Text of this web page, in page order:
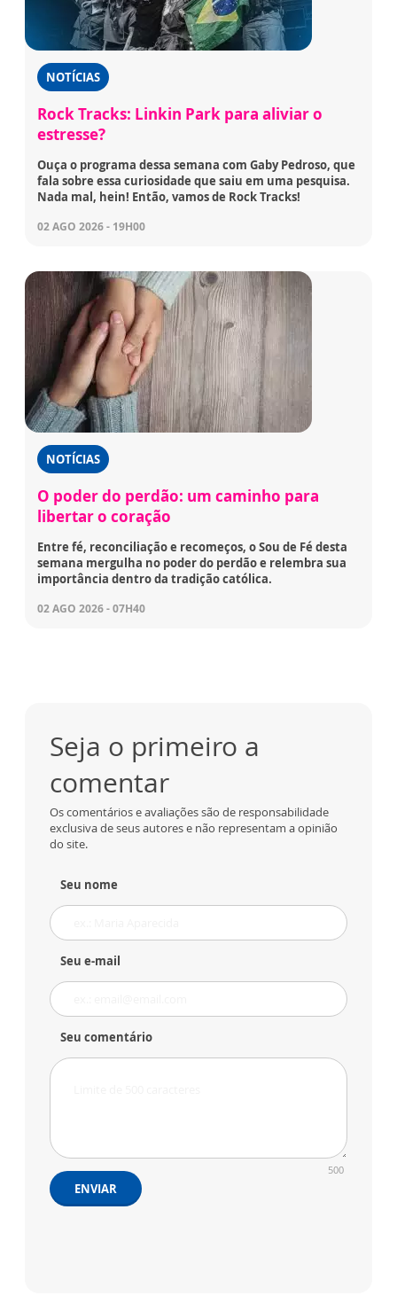
NOTÍCIAS
Rock Tracks: Linkin Park para aliviar o
estresse?
Ouça o programa dessa semana com Gaby Pedroso, que
fala sobre essa curiosidade que saiu em uma pesquisa.
Nada mal, hein! Então, vamos de Rock Tracks!
02 AGO 2026 - 19H00
NOTÍCIAS
O poder do perdão: um caminho para
libertar o coração
Entre fé, reconciliação e recomeços, o Sou de Fé desta
semana mergulha no poder do perdão e relembra sua
importância dentro da tradição católica.
02 AGO 2026 - 07H40
Seja o primeiro a
comentar
Os comentários e avaliações são de responsabilidade
exclusiva de seus autores e não representam a opinião
do site.
Seu nome
Seu e-mail
Seu comentário
500
ENVIAR